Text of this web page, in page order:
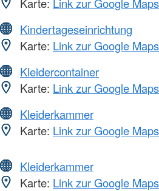
Kindertageseinrichtung
Karte: Link zur Google
Kleidercontainer
Karte: Link zur Google
Kleiderkammer
Karte: Link zur Google
Kleiderkammer
Karte: Link zur Google